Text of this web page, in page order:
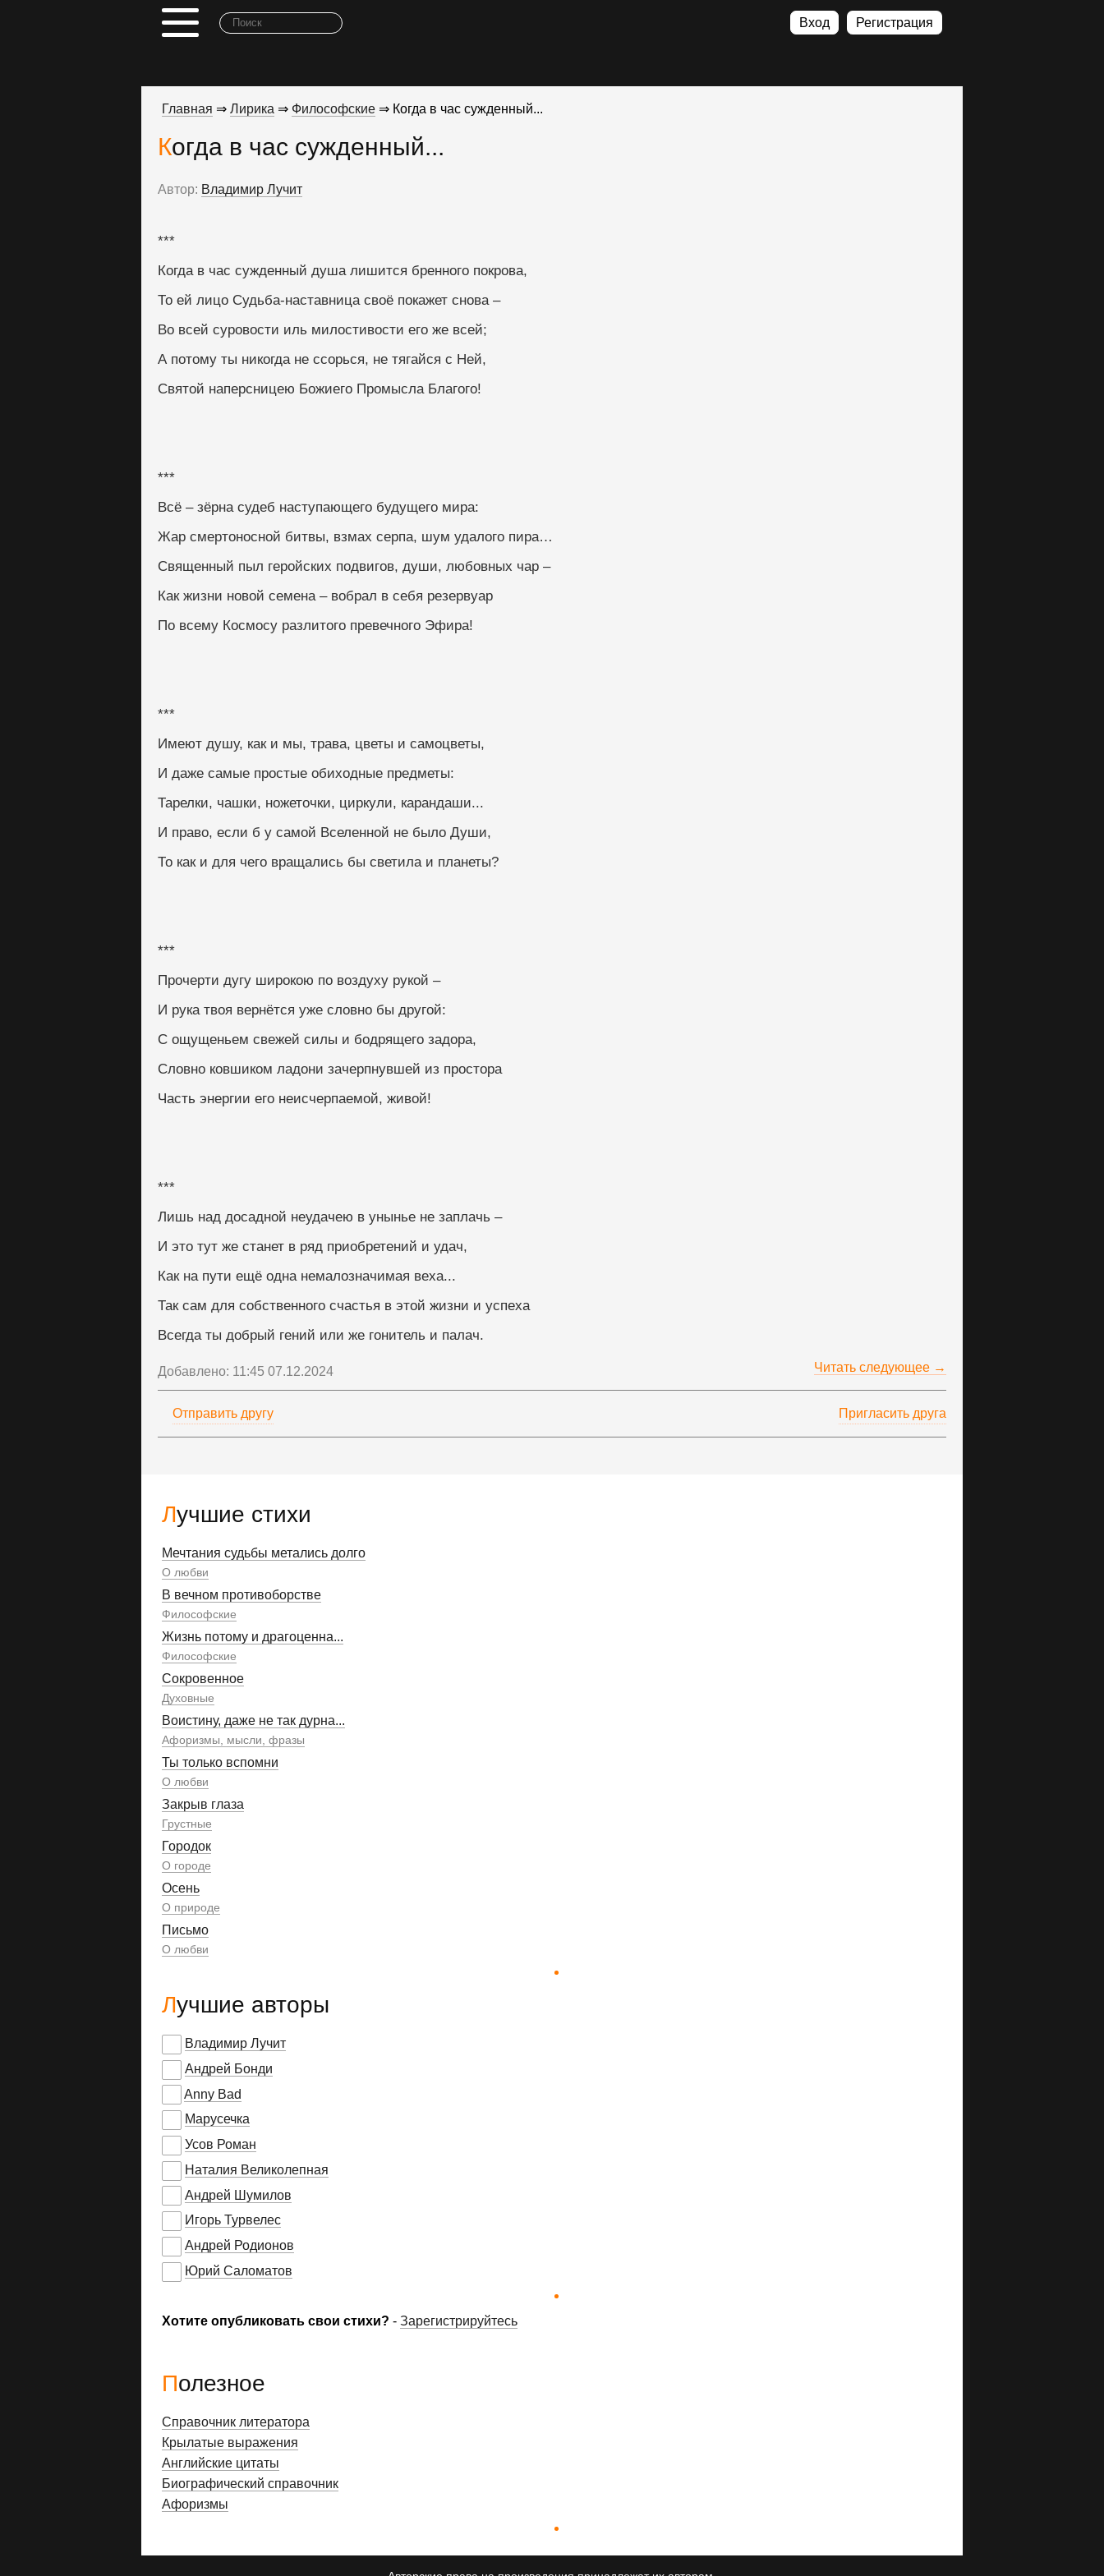
Вход Регистрация
Лучшие стихи
Мечтания судьбы метались долго
О любви
В вечном противоборстве
Философские
Жизнь потому и драгоценна...
Философские
Сокровенное
Духовные
Воистину, даже не так дурна...
Афоризмы, мысли, фразы
Ты только вспомни
О любви
Закрыв глаза
Грустные
Городок
О городе
Осень
О природе
Письмо
О любви
Лучшие авторы
Владимир Лучит
Андрей Бонди
Anny Bad
Марусечка
Усов Роман
Наталия Великолепная
Андрей Шумилов
Игорь Турвелес
Андрей Родионов
Юрий Саломатов
Хотите опубликовать свои стихи? - Зарегистрируйтесь
Главная ⇒ Лирика ⇒ Философские ⇒ Когда в час сужденный...
Когда в час сужденный...
Автор: Владимир Лучит
***
Когда в час сужденный душа лишится бренного покрова,
То ей лицо Судьба-наставница своё покажет снова –
Во всей суровости иль милостивости его же всей;
А потому ты никогда не ссорься, не тягайся с Ней,
Святой наперсницею Божиего Промысла Благого!
***
Всё – зёрна судеб наступающего будущего мира:
Жар смертоносной битвы, взмах серпа, шум удалого пира…
Священный пыл геройских подвигов, души, любовных чар –
Как жизни новой семена – вобрал в себя резервуар
По всему Космосу разлитого превечного Эфира!
***
Имеют душу, как и мы, трава, цветы и самоцветы,
И даже самые простые обиходные предметы:
Тарелки, чашки, ножеточки, циркули, карандаши...
И право, если б у самой Вселенной не было Души,
То как и для чего вращались бы светила и планеты?
***
Прочерти дугу широкою по воздуху рукой –
И рука твоя вернётся уже словно бы другой:
С ощущеньем свежей силы и бодрящего задора,
Словно ковшиком ладони зачерпнувшей из простора
Часть энергии его неисчерпаемой, живой!
***
Лишь над досадной неудачею в унынье не заплачь –
И это тут же станет в ряд приобретений и удач,
Как на пути ещё одна немалозначимая веха...
Так сам для собственного счастья в этой жизни и успеха
Всегда ты добрый гений или же гонитель и палач.
Добавлено: 11:45 07.12.2024 Читать следующее →
Отправить другу Пригласить друга
Полезное
Справочник литератора
Крылатые выражения
Английские цитаты
Биографический справочник
Афоризмы